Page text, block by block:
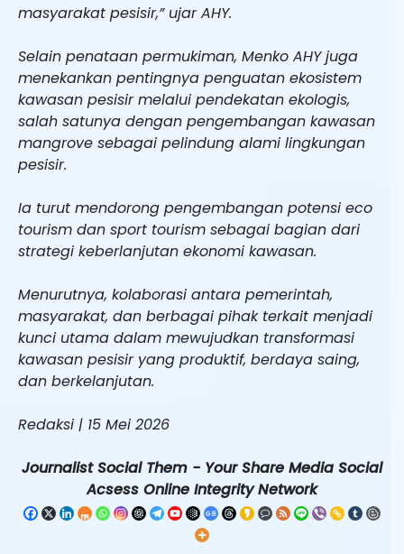
masyarakat pesisir,” ujar AHY.
Selain penataan permukiman, Menko AHY juga
menekankan pentingnya penguatan ekosistem
kawasan pesisir melalui pendekatan ekologis,
salah satunya dengan pengembangan kawasan
mangrove sebagai pelindung alami lingkungan
pesisir.
Ia turut mendorong pengembangan potensi eco
tourism dan sport tourism sebagai bagian dari
strategi keberlanjutan ekonomi kawasan.
Menurutnya, kolaborasi antara pemerintah,
masyarakat, dan berbagai pihak terkait menjadi
kunci utama dalam mewujudkan transformasi
kawasan pesisir yang produktif, berdaya saing,
dan berkelanjutan.
Redaksi | 15 Mei 2026
Journalist Social Them - Your Share Media Social
Acsess Online Integrity Network